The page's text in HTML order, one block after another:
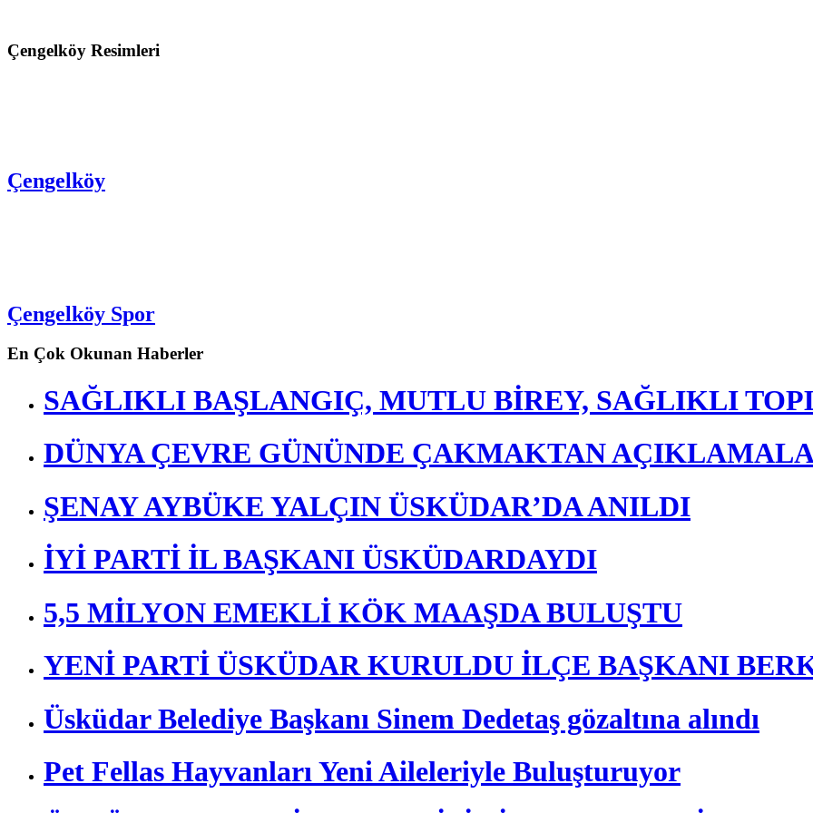
Çengelköy Resimleri
Çengelköy
Çengelköy Spor
En Çok Okunan Haberler
SAĞLIKLI BAŞLANGIÇ, MUTLU BİREY, SAĞLIKLI
DÜNYA ÇEVRE GÜNÜNDE ÇAKMAKTAN
ŞENAY AYBÜKE YALÇIN ÜSKÜDAR’DA ANILDI
İYİ PARTİ İL BAŞKANI ÜSKÜDARDAYDI
5,5 MİLYON EMEKLİ KÖK MAAŞDA BULUŞTU
YENİ PARTİ ÜSKÜDAR KURULDU İLÇE BAŞKANI
Üsküdar Belediye Başkanı Sinem Dedetaş gözaltına alındı
Pet Fellas Hayvanları Yeni Aileleriyle Buluşturuyor